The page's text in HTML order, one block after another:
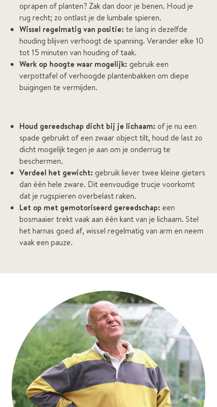
oprapen of planten? Zak dan door je benen. Houd je
rug recht; zo ontlast je de lumbale spieren.
Wissel regelmatig van positie: te lang in dezelfde
houding blijven verhoogt de spanning. Verander elke 10
tot 15 minuten van houding of taak.
Werk op hoogte waar mogelijk: gebruik een
verpottafel of verhoogde plantenbakken om diepe
buigingen te vermijden.
Houd gereedschap dicht bij je lichaam: of je nu een
spade gebruikt of een zwaar object tilt, houd de last zo
dicht mogelijk tegen je aan om je onderrug te
beschermen.
Verdeel het gewicht: gebruik liever twee kleine gieters
dan één hele zware. Dit eenvoudige trucje voorkomt
dat je rugspieren overbelast raken.
Let op met gemotoriseerd gereedschap: een
bosmaaier trekt vaak aan één kant van je lichaam. Stel
het harnas goed af, wissel regelmatig van arm en neem
vaak een pauze.